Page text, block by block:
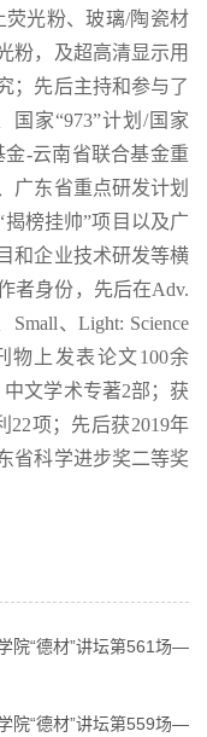
荧光粉、玻璃/陶瓷材
粉，及超高清显示用
；先后主持和参与了
国家“973”计划 /国家
金-云南省联合基金重
广东省重点研发计划
榜挂帅”项目以及广
和企业技术研发等横
者身份，先后在Adv.
Small、Light: Science
物上发表论文100余
中文学术专著2部；获
22项；先后获2019年
省科学进步奖二等奖
院“德材”讲坛第561场—
院“德材”讲坛第559场—